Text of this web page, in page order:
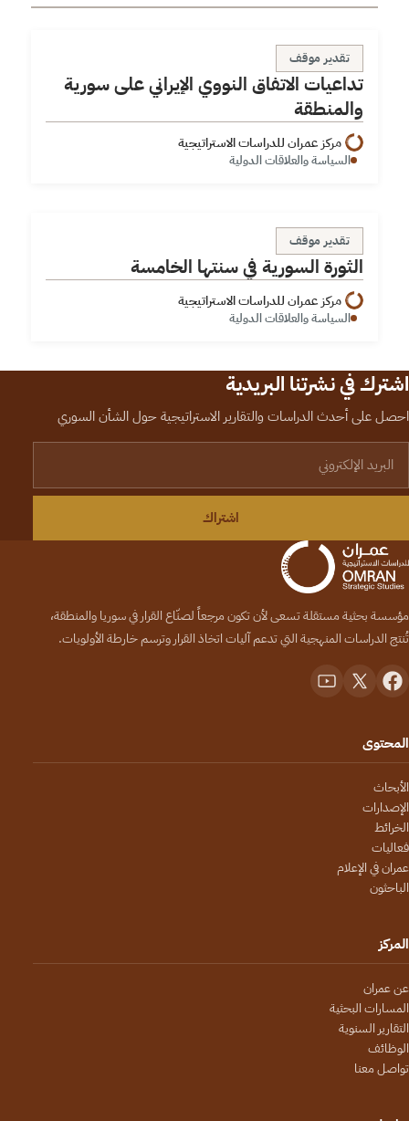
تداعيات الاتفاق النووي الإيراني على سورية والمنطقة
تقدير موقف
تداعيات الاتفاق النووي الإيراني على سورية
والمنطقة
مركز عمران للدراسات الاستراتيجية
السياسة والعلاقات الدولية
الثورة السورية في سنتها الخامسة
تقدير موقف
الثورة السورية في سنتها الخامسة
مركز عمران للدراسات الاستراتيجية
السياسة والعلاقات الدولية
اشترك في نشرتنا البريدية
احصل على أحدث الدراسات والتقارير الاستراتيجية حول الشأن السوري
اشتراك
مؤسسة بحثية مستقلة تسعى لأن تكون مرجعاً لصنّاع القرار في سوريا والمنطقة،
تُنتج الدراسات المنهجية التي تدعم آليات اتخاذ القرار وترسم خارطة الأولويات.
المحتوى
الأبحاث
الإصدارات
الخرائط
فعاليات
عمران في الإعلام
الباحثون
المركز
عن عمران
المسارات البحثية
التقارير السنوية
الوظائف
تواصل معنا